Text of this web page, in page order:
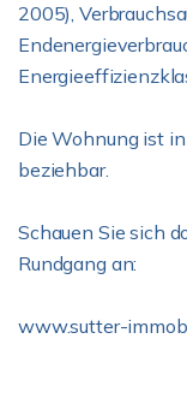
2005),
Die Wohnung ist
beziehbar.
Schauen Sie sich
Rundgang an:
www.sutter-